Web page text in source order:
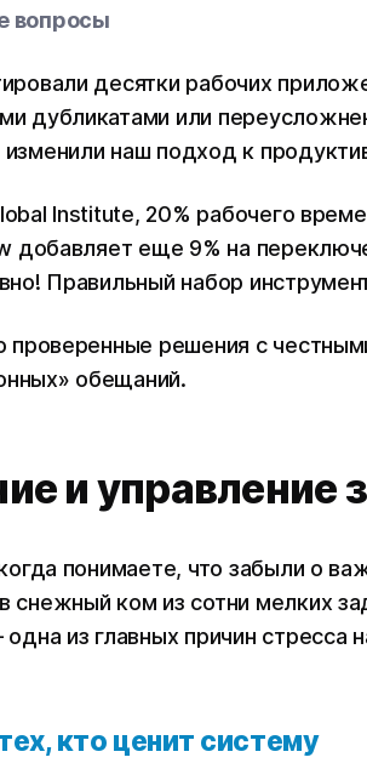
вопросы
десятки рабочих
дубликатами или
наш подход к
Institute, 20% рабочего
добавляет еще 9% на
Правильный набор
проверенные решения с
обещаний.
и управление
понимаете, что забыли о
снежный ком из сотни мелких
одна из главных причин стресса
кто ценит систему